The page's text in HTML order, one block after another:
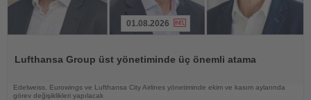
01.08.2026
Lufthansa Group üst yönetiminde üç önemli atama
Edelweiss, Eurowings ve Lufthansa City Airlines yönetiminde ekim ve kasım aylarında
görev değişiklikleri yapılacak